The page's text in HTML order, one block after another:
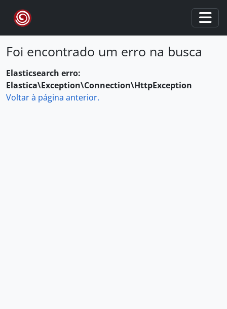
Skip to main content
Foi encontrado um erro na busca
Elasticsearch erro:
Elastica\Exception\Connection\HttpException
Voltar à página anterior.